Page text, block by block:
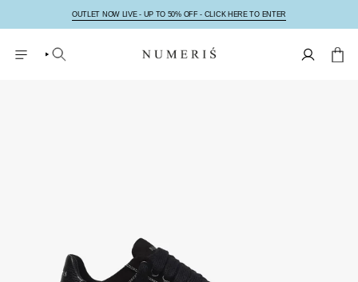
springen
OUTLET NOW LIVE - UP TO 50% OFF - CLICK HERE TO ENTER
SUCHE